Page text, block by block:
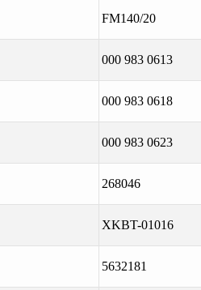
FM140/20
000 983 0613
000 983 0618
000 983 0623
268046
XKBT-01016
5632181